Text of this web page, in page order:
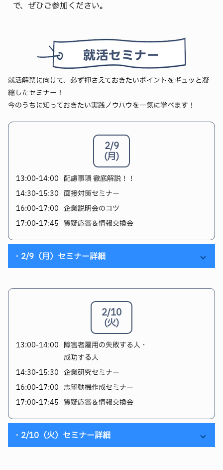
で、ぜひご参加ください。
就活解禁に向けて、必ず押さえておきたいポイントをギュッと凝
縮したセミナー！
今のうちに知っておきたい実践ノウハウを一気に学べます！
2/9
(月)
13:00-14:00 配慮事項 徹底解説！！
14:30-15:30 面接対策セミナー
16:00-17:00 企業説明会のコツ
17:00-17:45 質疑応答＆情報交換会
・2/9（月）セミナー詳細
「配慮事項ってどう書けばいいの？」「書いてみたけど
「企業が見ているポイントって？」「書いたら不利にな
るんじゃ…？」
そんな疑問を持っている方にぴったりのセミナーです。
障害者雇用において、配慮事項は自分らしく働くための
鍵。
2/10
(火)
13:00-14:00
障害者雇用の失敗する人・
成功する人
14:30-15:30 企業研究セミナー
16:00-17:00 志望動機作成セミナー
17:00-17:45 質疑応答＆情報交換会
・2/10（火）セミナー詳細